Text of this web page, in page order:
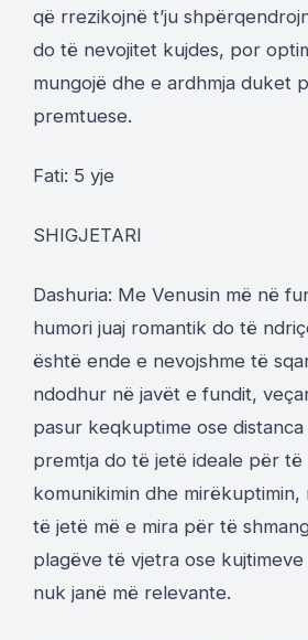
që rrezikojnë t’ju
do të nevojitet kujdes, por
mungojë dhe e ardhmja duket
premtuese.
Fati: 5 yje
SHIGJETARI
Dashuria: Me Venusin më në
humori juaj romantik do të
është ende e nevojshme të
ndodhur në javët e fundit,
pasur keqkuptime ose distanca
premtja do të jetë ideale për të
komunikimin dhe mirëkuptimin,
të jetë më e mira për të
plagëve të vjetra ose
nuk janë më relevante.